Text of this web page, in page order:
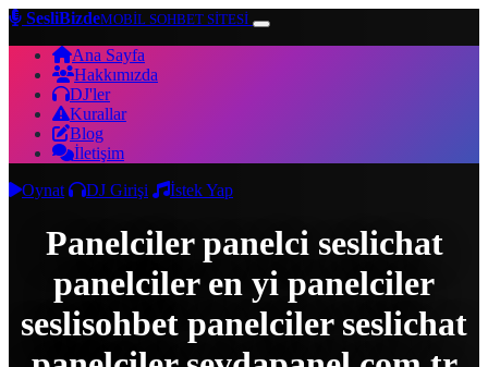
SesliBizdeMOBİL SOHBET SİTESİ
Ana Sayfa
Hakkımızda
DJ'ler
Kurallar
Blog
İletişim
Oynat
DJ Girişi İstek Yap
Panelciler panelci seslichat
panelciler en yi panelciler
seslisohbet panelciler seslichat